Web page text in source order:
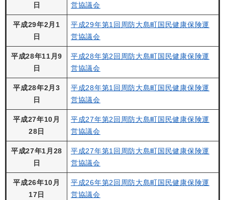
日 営協議会
平成29年2月1
日
平成29年第1回周防大島町国民健康保険運
営協議会
平成28年11月9
日
平成28年第2回周防大島町国民健康保険運
営協議会
平成28年2月3
日
平成28年第1回周防大島町国民健康保険運
営協議会
平成27年10月
28日
平成27年第2回周防大島町国民健康保険運
営協議会
平成27年1月28
日
平成27年第1回周防大島町国民健康保険運
営協議会
平成26年10月
17日
平成26年第2回周防大島町国民健康保険運
営協議会